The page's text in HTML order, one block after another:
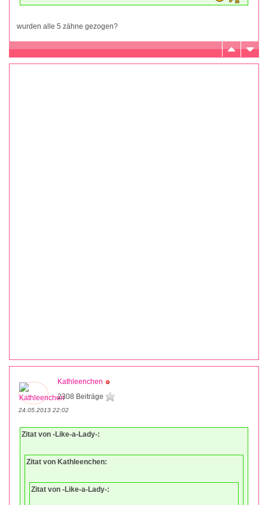
wurden alle 5 zähne gezogen?
Kathleenchen
2308 Beiträge
24.05.2013 22:02
Zitat von -Like-a-Lady-:
Zitat von Kathleenchen:
Zitat von -Like-a-Lady-: